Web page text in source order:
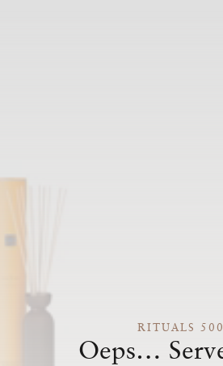
RITUALS 500
Oeps…